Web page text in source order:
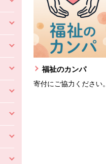
福祉のカンパ
寄付にご協力ください。